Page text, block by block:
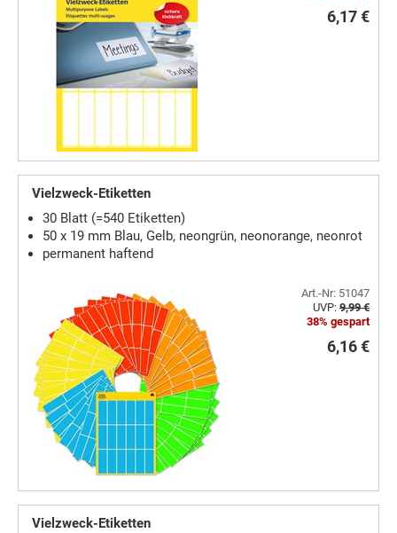
6,17 €
Vielzweck-Etiketten
30 Blatt (=540 Etiketten)
50 x 19 mm Blau, Gelb, neongrün, neonorange, neonrot
permanent haftend
Art.-Nr: 51047
UVP: 9,99 €
38% gespart
6,16 €
Vielzweck-Etiketten